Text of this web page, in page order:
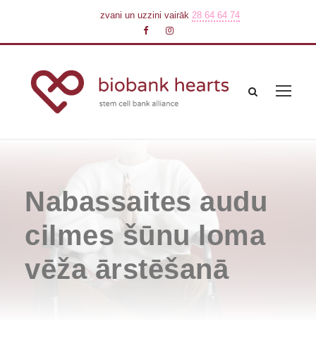
zvani un uzzini vairāk 28 64 64 74
Nabassaites audu
cilmes šūnu loma
vēža ārstēšanā